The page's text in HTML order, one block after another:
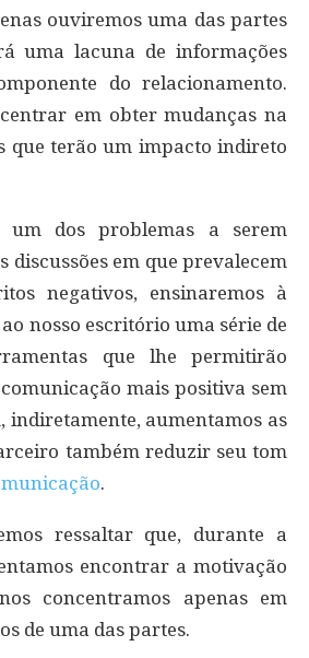
ouviremos uma das partes
uma lacuna de informações
do relacionamento.
em obter mudanças na
que terão um impacto indireto
um dos problemas a serem
discussões em que prevalecem
negativos, ensinaremos à
nosso escritório uma série de
que lhe permitirão
mais positiva sem
indiretamente, aumentamos as
também reduzir seu tom
.
ressaltar que, durante a
encontrar a motivação
concentramos apenas em
de uma das partes.